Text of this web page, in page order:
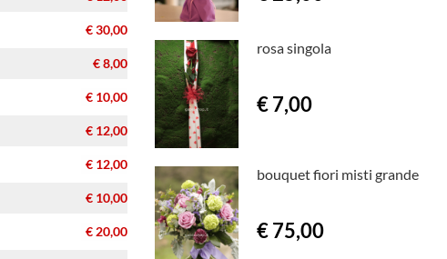
€ 30,00
€ 8,00
€ 10,00
€ 12,00
€ 12,00
€ 10,00
€ 20,00
rosa singola
€ 7,00
bouquet fiori misti grande
€ 75,00